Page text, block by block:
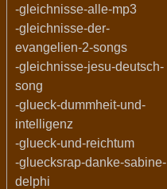
-gleichnisse-alle-mp3
-gleichnisse-der-
evangelien-2-songs
-gleichnisse-jesu-deutsch-
song
-glueck-dummheit-und-
intelligenz
-glueck-und-reichtum
-gluecksrap-danke-sabine-
delphi